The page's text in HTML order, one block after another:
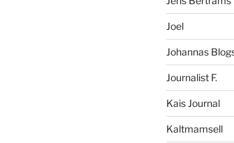
Joel
Johannas
Journalist F.
Kais Journal
Kaltmamsell